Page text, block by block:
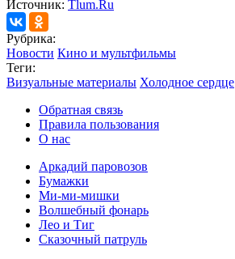
Источник: Tlum.Ru
Рубрика:
Новости Кино и мультфильмы
Теги:
Визуальные материалы Холодное сердце
Обратная связь
Правила пользования
О нас
Аркадий паровозов
Бумажки
Ми-ми-мишки
Волшебный фонарь
Лео и Тиг
Сказочный патруль